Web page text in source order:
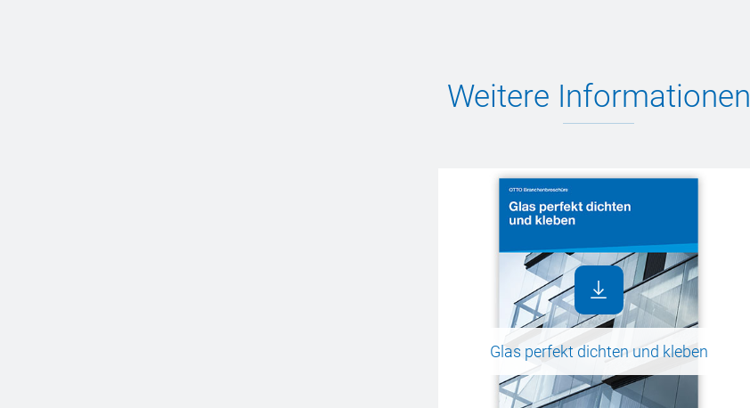
Weitere Informationen
Glas perfekt dichten und kleben